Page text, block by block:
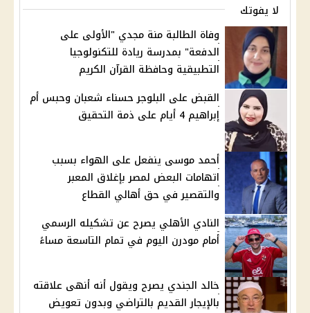
لا يفوتك
وفاة الطالبة منة مجدي "الأولى على
الدفعة" بمدرسة ريادة للتكنولوجيا
التطبيقية وحافظة القرآن الكريم
القبض على البلوجر حسناء شعبان وحبس أم
إبراهيم 4 أيام على ذمة التحقيق
أحمد موسى ينفعل على الهواء بسبب
اتهامات البعض لمصر بإغلاق المعبر
والتقصير في حق أهالي القطاع
النادي الأهلي يصرح عن تشكيله الرسمي
أمام مودرن اليوم في تمام التاسعة مساءً
خالد الجندي يصرح ويقول أنه أنهى علاقته
بالإيجار القديم بالتراضي وبدون تعويض